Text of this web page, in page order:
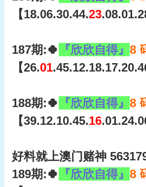
【18.06.30.44.23
187期:🍀 『欣欣自得』 8
【26.01
188期:🍀 『欣欣自得』 8
【39.12.10.45.16
好料就上澳门赌神
189期:🍀
『欣欣自得』 8